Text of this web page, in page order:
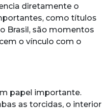
diretamente o
como títulos
Brasil, são momentos
o vínculo com o
papel importante.
as torcidas, o interior